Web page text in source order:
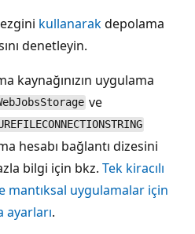
kullanarakdepolama
denetleyin.
kaynağınızın uygulama
ve
hesabı bağlantı dizesini
bilgi için bkz. Tek kiracılı
mantıksal uygulamalar için
ayarları.